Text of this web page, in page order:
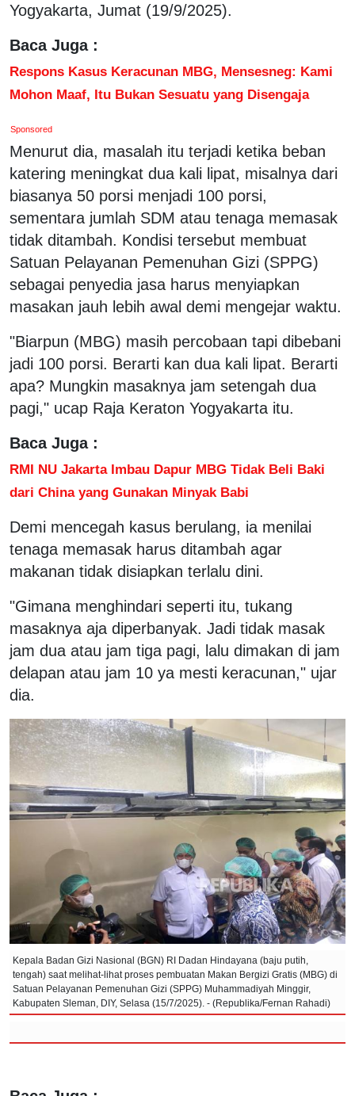
Yogyakarta, Jumat (19/9/2025).
Baca Juga :
Respons Kasus Keracunan MBG, Mensesneg: Kami
Mohon Maaf, Itu Bukan Sesuatu yang Disengaja
Sponsored
Menurut dia, masalah itu terjadi ketika beban
katering meningkat dua kali lipat, misalnya dari
biasanya 50 porsi menjadi 100 porsi,
sementara jumlah SDM atau tenaga memasak
tidak ditambah. Kondisi tersebut membuat
Satuan Pelayanan Pemenuhan Gizi (SPPG)
sebagai penyedia jasa harus menyiapkan
masakan jauh lebih awal demi mengejar waktu.
"Biarpun (MBG) masih percobaan tapi dibebani
jadi 100 porsi. Berarti kan dua kali lipat. Berarti
apa? Mungkin masaknya jam setengah dua
pagi," ucap Raja Keraton Yogyakarta itu.
Baca Juga :
RMI NU Jakarta Imbau Dapur MBG Tidak Beli Baki
dari China yang Gunakan Minyak Babi
Demi mencegah kasus berulang, ia menilai
tenaga memasak harus ditambah agar
makanan tidak disiapkan terlalu dini.
"Gimana menghindari seperti itu, tukang
masaknya aja diperbanyak. Jadi tidak masak
jam dua atau jam tiga pagi, lalu dimakan di jam
delapan atau jam 10 ya mesti keracunan," ujar
dia.
Kepala Badan Gizi Nasional (BGN) RI Dadan Hindayana (baju putih,
tengah) saat melihat-lihat proses pembuatan Makan Bergizi Gratis (MBG) di
Satuan Pelayanan Pemenuhan Gizi (SPPG) Muhammadiyah Minggir,
Kabupaten Sleman, DIY, Selasa (15/7/2025). - (Republika/Fernan Rahadi)